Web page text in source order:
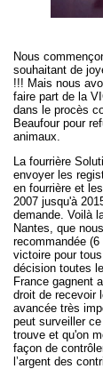
Nous
souhaitant de
!!! Mais nous
faire part de la
dans le procès
Beaufour pour
animaux.
La fourrière
envoyer les
en fourrière et
2007 jusqu'à
demande. Voilà
Nantes, que
recommandée (6
victoire pour
décision toutes
France gagnent
droit de recevoir l
avancée très
peut surveillerce
trouve et qu'on
façon de
l’argent des